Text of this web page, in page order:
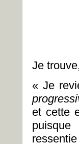
Je
« Je
et cette